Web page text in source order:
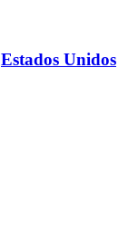
Estados Unidos